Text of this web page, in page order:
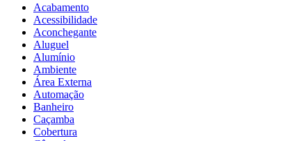
Acabamento
Acessibilidade
Aconchegante
Aluguel
Alumínio
Ambiente
Área Externa
Automação
Banheiro
Caçamba
Cobertura